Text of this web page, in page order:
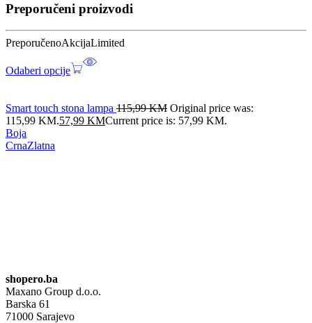
Preporučeni proizvodi
PreporučenoAkcijaLimited
Odaberi opcije
Smart touch stona lampa 115,99KM Original price was:
115,99 KM.57,99 KMCurrent price is: 57,99 KM.
Boja
CrnaZlatna
shopero.ba
Maxano Group d.o.o.
Barska 61
71000 Sarajevo